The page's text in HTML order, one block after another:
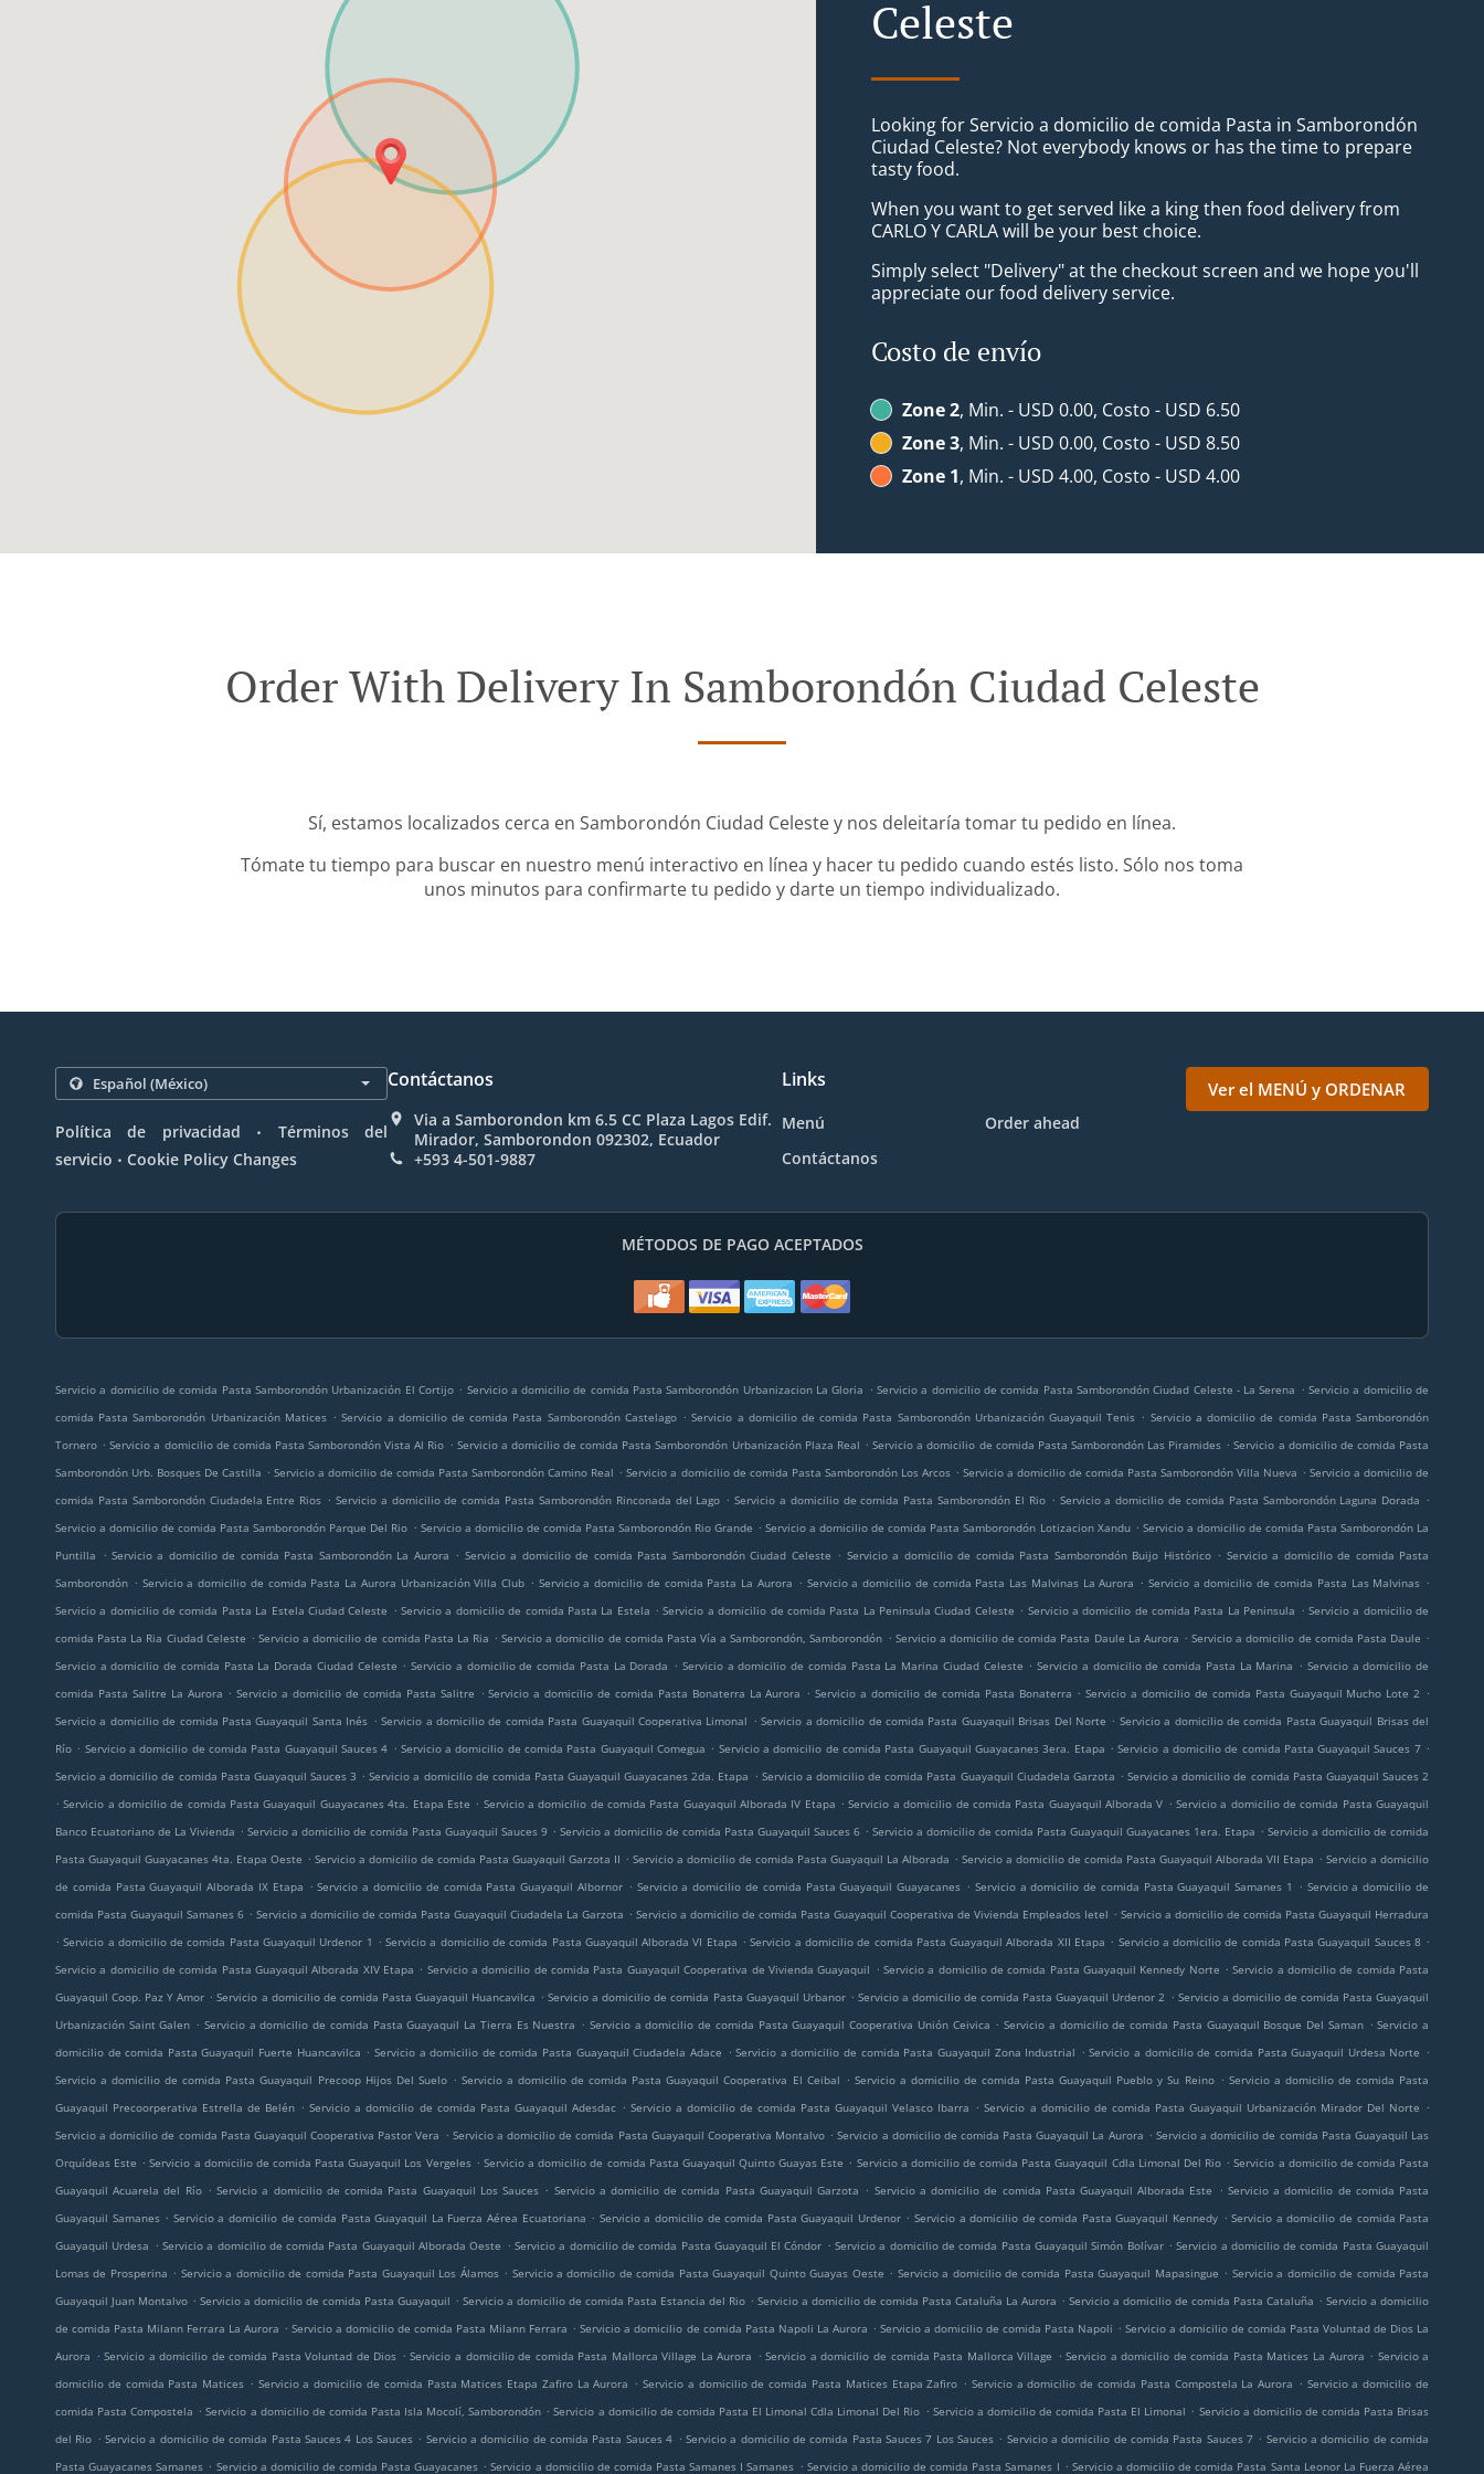
Celeste
Looking for Servicio a domicilio de comida Pasta in Samborondón
Ciudad Celeste? Not everybody knows or has the time to prepare
tasty food.
When you want to get served like a king then food delivery from
CARLO Y CARLA will be your best choice.
Simply select "Delivery" at the checkout screen and we hope you'll
appreciate our food delivery service.
Costo de envío
Zone 2, Min. - USD 0.00, Costo - USD 6.50
Zone 3, Min. - USD 0.00, Costo - USD 8.50
Zone 1, Min. - USD 4.00, Costo - USD 4.00
Order With Delivery In Samborondón Ciudad Celeste
Sí, estamos localizados cerca en Samborondón Ciudad Celeste y nos deleitaría tomar tu pedido en línea.
Tómate tu tiempo para buscar en nuestro menú interactivo en línea y hacer tu pedido cuando estés listo. Sólo nos toma
unos minutos para confirmarte tu pedido y darte un tiempo individualizado.
Política de privacidad .
Términos del
servicio . Cookie Policy Changes
Contáctanos
Via a Samborondon km 6.5 CC Plaza Lagos Edif.
Mirador, Samborondon 092302, Ecuador
+593 4-501-9887
Links
Menú
Order ahead
Contáctanos
Ver el MENÚ y ORDENAR
MÉTODOS DE PAGO ACEPTADOS
Servicio a domicilio de comida Pasta Samborondón Urbanización El Cortijo . Servicio a domicilio de comida Pasta Samborondón Urbanizacion La Gloria . Servicio a domicilio de comida Pasta Samborondón Ciudad Celeste - La Serena . Servicio a domicilio de
comida Pasta Samborondón Urbanización Matices . Servicio a domicilio de comida Pasta Samborondón Castelago . Servicio a domicilio de comida Pasta Samborondón Urbanización Guayaquil Tenis . Servicio a domicilio de comida Pasta Samborondón
Tornero . Servicio a domicilio de comida Pasta Samborondón Vista Al Rio . Servicio a domicilio de comida Pasta Samborondón Urbanización Plaza Real . Servicio a domicilio de comida Pasta Samborondón Las Piramides . Servicio a domicilio de comida Pasta
Samborondón Urb. Bosques De Castilla . Servicio a domicilio de comida Pasta Samborondón Camino Real . Servicio a domicilio de comida Pasta Samborondón Los Arcos . Servicio a domicilio de comida Pasta Samborondón Villa Nueva . Servicio a domicilio de
comida Pasta Samborondón Ciudadela Entre Rios . Servicio a domicilio de comida Pasta Samborondón Rinconada del Lago . Servicio a domicilio de comida Pasta Samborondón El Rio . Servicio a domicilio de comida Pasta Samborondón Laguna Dorada .
Servicio a domicilio de comida Pasta Samborondón Parque Del Rio . Servicio a domicilio de comida Pasta Samborondón Rio Grande . Servicio a domicilio de comida Pasta Samborondón Lotizacion Xandu . Servicio a domicilio de comida Pasta Samborondón La
Puntilla
. Servicio a domicilio de comida Pasta Samborondón La Aurora . Servicio a domicilio de comida Pasta Samborondón Ciudad Celeste . Servicio a domicilio de comida Pasta Samborondón Buijo Histórico . Servicio a domicilio de comida Pasta
Samborondón . Servicio a domicilio de comida Pasta La Aurora Urbanización Villa Club . Servicio a domicilio de comida Pasta La Aurora . Servicio a domicilio de comida Pasta Las Malvinas La Aurora . Servicio a domicilio de comida Pasta Las Malvinas .
Servicio a domicilio de comida Pasta La Estela Ciudad Celeste . Servicio a domicilio de comida Pasta La Estela . Servicio a domicilio de comida Pasta La Peninsula Ciudad Celeste . Servicio a domicilio de comida Pasta La Peninsula . Servicio a domicilio de
comida Pasta La Ria Ciudad Celeste . Servicio a domicilio de comida Pasta La Ria . Servicio a domicilio de comida Pasta Vía a Samborondón, Samborondón . Servicio a domicilio de comida Pasta Daule La Aurora . Servicio a domicilio de comida Pasta Daule .
Servicio a domicilio de comida Pasta La Dorada Ciudad Celeste . Servicio a domicilio de comida Pasta La Dorada . Servicio a domicilio de comida Pasta La Marina Ciudad Celeste . Servicio a domicilio de comida Pasta La Marina . Servicio a domicilio de
comida Pasta Salitre La Aurora . Servicio a domicilio de comida Pasta Salitre . Servicio a domicilio de comida Pasta Bonaterra La Aurora . Servicio a domicilio de comida Pasta Bonaterra . Servicio a domicilio de comida Pasta Guayaquil Mucho Lote 2 .
Servicio a domicilio de comida Pasta Guayaquil Santa Inés . Servicio a domicilio de comida Pasta Guayaquil Cooperativa Limonal . Servicio a domicilio de comida Pasta Guayaquil Brisas Del Norte . Servicio a domicilio de comida Pasta Guayaquil Brisas del
Río . Servicio a domicilio de comida Pasta Guayaquil Sauces 4 . Servicio a domicilio de comida Pasta Guayaquil Comegua . Servicio a domicilio de comida Pasta Guayaquil Guayacanes 3era. Etapa . Servicio a domicilio de comida Pasta Guayaquil Sauces 7 .
Servicio a domicilio de comida Pasta Guayaquil Sauces 3 . Servicio a domicilio de comida Pasta Guayaquil Guayacanes 2da. Etapa . Servicio a domicilio de comida Pasta Guayaquil Ciudadela Garzota . Servicio a domicilio de comida Pasta Guayaquil Sauces 2
. Servicio a domicilio de comida Pasta Guayaquil Guayacanes 4ta. Etapa Este . Servicio a domicilio de comida Pasta Guayaquil Alborada IV Etapa . Servicio a domicilio de comida Pasta Guayaquil Alborada V . Servicio a domicilio de comida Pasta Guayaquil
Banco Ecuatoriano de La Vivienda . Servicio a domicilio de comida Pasta Guayaquil Sauces 9 . Servicio a domicilio de comida Pasta Guayaquil Sauces 6 . Servicio a domicilio de comida Pasta Guayaquil Guayacanes 1era. Etapa . Servicio a domicilio de comida
Pasta Guayaquil Guayacanes 4ta. Etapa Oeste . Servicio a domicilio de comida Pasta Guayaquil Garzota II . Servicio a domicilio de comida Pasta Guayaquil La Alborada . Servicio a domicilio de comida Pasta Guayaquil Alborada VII Etapa . Servicio a domicilio
de comida Pasta Guayaquil Alborada IX Etapa . Servicio a domicilio de comida Pasta Guayaquil Albornor . Servicio a domicilio de comida Pasta Guayaquil Guayacanes . Servicio a domicilio de comida Pasta Guayaquil Samanes 1 . Servicio a domicilio de
comida Pasta Guayaquil Samanes 6 . Servicio a domicilio de comida Pasta Guayaquil Ciudadela La Garzota . Servicio a domicilio de comida Pasta Guayaquil Cooperativa de Vivienda Empleados Ietel . Servicio a domicilio de comida Pasta Guayaquil Herradura
. Servicio a domicilio de comida Pasta Guayaquil Urdenor 1 . Servicio a domicilio de comida Pasta Guayaquil Alborada VI Etapa . Servicio a domicilio de comida Pasta Guayaquil Alborada XII Etapa . Servicio a domicilio de comida Pasta Guayaquil Sauces 8 .
Servicio a domicilio de comida Pasta Guayaquil Alborada XIV Etapa . Servicio a domicilio de comida Pasta Guayaquil Cooperativa de Vivienda Guayaquil . Servicio a domicilio de comida Pasta Guayaquil Kennedy Norte . Servicio a domicilio de comida Pasta
Guayaquil Coop. Paz Y Amor . Servicio a domicilio de comida Pasta Guayaquil Huancavilca . Servicio a domicilio de comida Pasta Guayaquil Urbanor . Servicio a domicilio de comida Pasta Guayaquil Urdenor 2 . Servicio a domicilio de comida Pasta Guayaquil
Urbanización Saint Galen . Servicio a domicilio de comida Pasta Guayaquil La Tierra Es Nuestra . Servicio a domicilio de comida Pasta Guayaquil Cooperativa Unión Ceivica . Servicio a domicilio de comida Pasta Guayaquil Bosque Del Saman . Servicio a
domicilio de comida Pasta Guayaquil Fuerte Huancavilca . Servicio a domicilio de comida Pasta Guayaquil Ciudadela Adace . Servicio a domicilio de comida Pasta Guayaquil Zona Industrial . Servicio a domicilio de comida Pasta Guayaquil Urdesa Norte .
Servicio a domicilio de comida Pasta Guayaquil Precoop Hijos Del Suelo . Servicio a domicilio de comida Pasta Guayaquil Cooperativa El Ceibal . Servicio a domicilio de comida Pasta Guayaquil Pueblo y Su Reino . Servicio a domicilio de comida Pasta
Guayaquil Precoorperativa Estrella de Belén . Servicio a domicilio de comida Pasta Guayaquil Adesdac . Servicio a domicilio de comida Pasta Guayaquil Velasco Ibarra . Servicio a domicilio de comida Pasta Guayaquil Urbanización Mirador Del Norte .
Servicio a domicilio de comida Pasta Guayaquil Cooperativa Pastor Vera . Servicio a domicilio de comida Pasta Guayaquil Cooperativa Montalvo . Servicio a domicilio de comida Pasta Guayaquil La Aurora . Servicio a domicilio de comida Pasta Guayaquil Las
Orquídeas Este . Servicio a domicilio de comida Pasta Guayaquil Los Vergeles . Servicio a domicilio de comida Pasta Guayaquil Quinto Guayas Este . Servicio a domicilio de comida Pasta Guayaquil Cdla Limonal Del Rio . Servicio a domicilio de comida Pasta
Guayaquil Acuarela del Río . Servicio a domicilio de comida Pasta Guayaquil Los Sauces . Servicio a domicilio de comida Pasta Guayaquil Garzota . Servicio a domicilio de comida Pasta Guayaquil Alborada Este . Servicio a domicilio de comida Pasta
Guayaquil Samanes . Servicio a domicilio de comida Pasta Guayaquil La Fuerza Aérea Ecuatoriana . Servicio a domicilio de comida Pasta Guayaquil Urdenor . Servicio a domicilio de comida Pasta Guayaquil Kennedy . Servicio a domicilio de comida Pasta
Guayaquil Urdesa . Servicio a domicilio de comida Pasta Guayaquil Alborada Oeste . Servicio a domicilio de comida Pasta Guayaquil El Cóndor . Servicio a domicilio de comida Pasta Guayaquil Simón Bolívar . Servicio a domicilio de comida Pasta Guayaquil
Lomas de Prosperina . Servicio a domicilio de comida Pasta Guayaquil Los Álamos . Servicio a domicilio de comida Pasta Guayaquil Quinto Guayas Oeste . Servicio a domicilio de comida Pasta Guayaquil Mapasingue . Servicio a domicilio de comida Pasta
Guayaquil Juan Montalvo . Servicio a domicilio de comida Pasta Guayaquil . Servicio a domicilio de comida Pasta Estancia del Rio . Servicio a domicilio de comida Pasta Cataluña La Aurora . Servicio a domicilio de comida Pasta Cataluña . Servicio a domicilio
de comida Pasta Milann Ferrara La Aurora . Servicio a domicilio de comida Pasta Milann Ferrara . Servicio a domicilio de comida Pasta Napoli La Aurora . Servicio a domicilio de comida Pasta Napoli . Servicio a domicilio de comida Pasta Voluntad de Dios La
Aurora . Servicio a domicilio de comida Pasta Voluntad de Dios . Servicio a domicilio de comida Pasta Mallorca Village La Aurora . Servicio a domicilio de comida Pasta Mallorca Village . Servicio a domicilio de comida Pasta Matices La Aurora . Servicio a
domicilio de comida Pasta Matices . Servicio a domicilio de comida Pasta Matices Etapa Zafiro La Aurora . Servicio a domicilio de comida Pasta Matices Etapa Zafiro . Servicio a domicilio de comida Pasta Compostela La Aurora . Servicio a domicilio de
comida Pasta Compostela . Servicio a domicilio de comida Pasta Isla Mocolí, Samborondón . Servicio a domicilio de comida Pasta El Limonal Cdla Limonal Del Rio . Servicio a domicilio de comida Pasta El Limonal . Servicio a domicilio de comida Pasta Brisas
del Rio . Servicio a domicilio de comida Pasta Sauces 4 Los Sauces . Servicio a domicilio de comida Pasta Sauces 4 . Servicio a domicilio de comida Pasta Sauces 7 Los Sauces . Servicio a domicilio de comida Pasta Sauces 7 . Servicio a domicilio de comida
Pasta Guayacanes Samanes . Servicio a domicilio de comida Pasta Guayacanes . Servicio a domicilio de comida Pasta Samanes I Samanes . Servicio a domicilio de comida Pasta Samanes I . Servicio a domicilio de comida Pasta Santa Leonor La Fuerza Aérea